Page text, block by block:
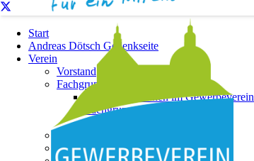
Start
Andreas Dötsch Gedenkseite
Verein
Vorstand
Fachgruppen
Unternehmerinnen im Gewerbeverein
Fachgruppe „Innenstadt“
Beitragsordnung